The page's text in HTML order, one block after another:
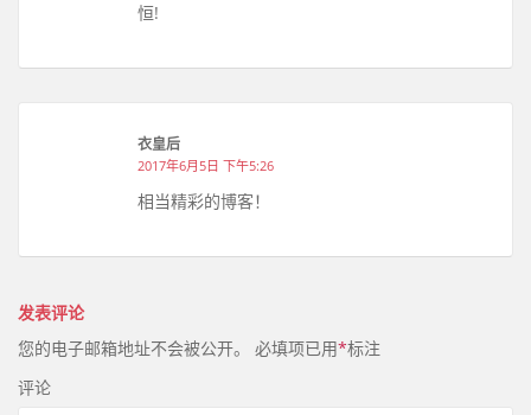
恒!
衣皇后
2017年6月5日 下午5:26
相当精彩的博客！
发表评论
您的电子邮箱地址不会被公开。 必填项已用*标注
评论